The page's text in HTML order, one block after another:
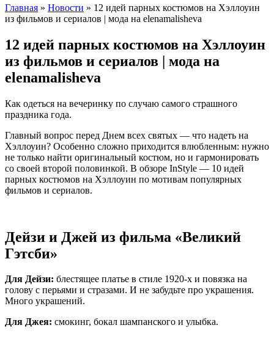
Главная » Новости » 12 идей парных костюмов на Хэллоуин
из фильмов и сериалов | мода на elenamalisheva
12 идей парных костюмов на Хэллоуин
из фильмов и сериалов | мода на
elenamalisheva
Как одеться на вечеринку по случаю самого страшного
праздника года.
Главный вопрос перед Днем всех святых — что надеть на
Хэллоуин? Особенно сложно приходится влюбленным: нужно
не только найти оригинальный костюм, но и гармонировать
со своей второй половинкой. В обзоре InStyle — 10 идей
парных костюмов на Хэллоуин по мотивам популярных
фильмов и сериалов.
Дейзи и Джей из фильма «Великий
Гэтсби»
Для Дейзи: блестящее платье в стиле 1920-х и повязка на
голову с перьями и стразами. И не забудьте про украшения.
Много украшений.
Для Джея: смокинг, бокал шампанского и улыбка.